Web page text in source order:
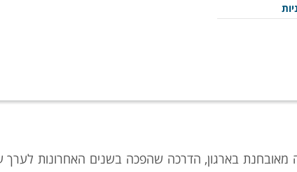
מאובחנת בארגון, הדרכה שהפכה בשנים האחרונות לערך